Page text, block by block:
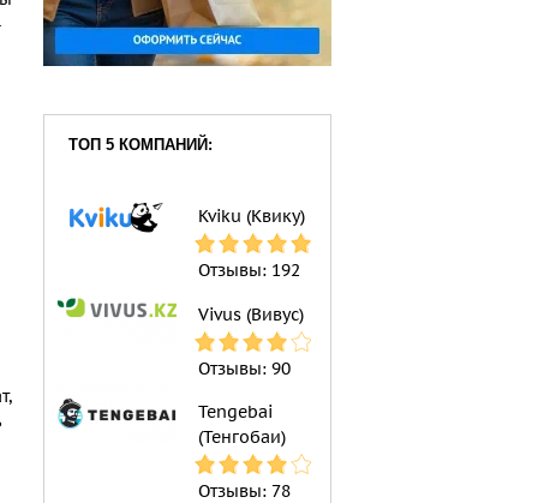
ТОП 5 КОМПАНИЙ:
Kviku (Квику)
Отзывы: 192
Vivus (Вивус)
Отзывы: 90
Tengebai
(Тенгобаи)
Отзывы: 78